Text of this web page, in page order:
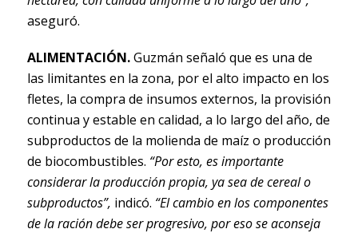
aseguró.
ALIMENTACIÓN.Guzmán señaló que es una de
las limitantes en la zona, por el alto impacto en los
fletes, la compra de insumos externos, la provisión
continua y estable en calidad, a lo largo del año, de
subproductos de la molienda de maíz o producción
de biocombustibles. “Por esto, es importante
considerar la producción propia, ya sea de cereal o
subproductos”, indicó. “El cambio en los componentes
de la ración debe ser progresivo, por eso se aconseja